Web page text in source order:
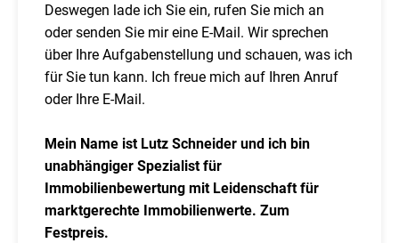
Deswegen lade ich Sie ein, rufen Sie mich an
oder senden Sie mir eine E-Mail. Wir sprechen
über Ihre Aufgabenstellung und schauen, was ich
für Sie tun kann. Ich freue mich auf Ihren Anruf
oder Ihre E-Mail.
Mein Name ist Lutz Schneider und ich bin
unabhängiger Spezialist für
Immobilienbewertung mit Leidenschaft für
marktgerechte Immobilienwerte. Zum
Festpreis.